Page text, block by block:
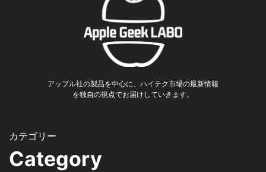
アップル社の製品を中心に、ハイテク市場の最新情報
を独自の視点でお届けしていきます。
Category